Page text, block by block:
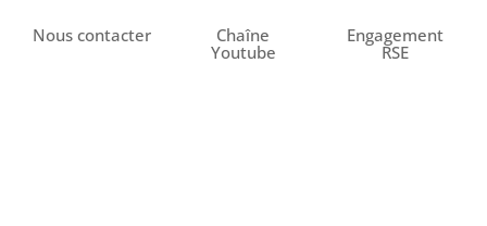
Nous contacter
Chaîne
Youtube
Engagement
RSE